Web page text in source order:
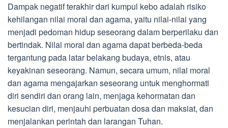
Dampak negatif terakhir dari kumpul kebo adalah risiko
kehilangan nilai moral dan agama, yaitu nilai-nilai yang
menjadi pedoman hidup seseorang dalam berperilaku dan
bertindak. Nilai moral dan agama dapat berbeda-beda
tergantung pada latar belakang budaya, etnis, atau
keyakinan seseorang. Namun, secara umum, nilai moral
dan agama mengajarkan seseorang untuk menghormati
diri sendiri dan orang lain, menjaga kehormatan dan
kesucian diri, menjauhi perbuatan dosa dan maksiat, dan
menjalankan perintah dan larangan Tuhan.